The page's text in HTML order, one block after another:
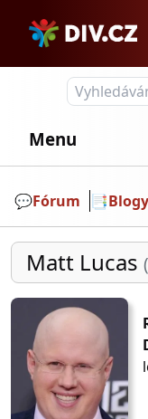
Menu
💬️Fórum 📑Blogy
Matt Lucas